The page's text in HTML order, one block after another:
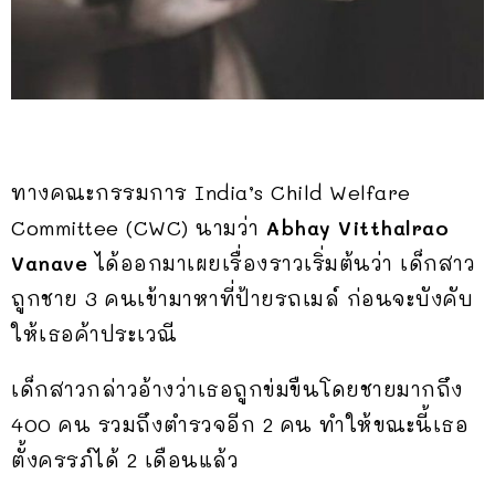
ทางคณะกรรมการ India’s Child Welfare
Committee (CWC) นามว่า Abhay Vitthalrao
Vanave ได้ออกมาเผยเรื่องราวเริ่มต้นว่า เด็กสาว
ถูกชาย 3 คนเข้ามาหาที่ป้ายรถเมล์ ก่อนจะบังคับ
ให้เธอค้าประเวณี
เด็กสาวกล่าวอ้างว่าเธอถูกข่มขืนโดยชายมากถึง
400 คน รวมถึงตำรวจอีก 2 คน ทำให้ขณะนี้เธอ
ตั้งครรภ์ได้ 2 เดือนแล้ว